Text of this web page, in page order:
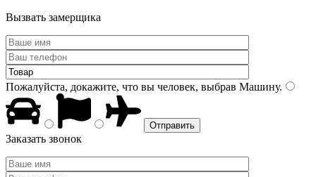
Вызвать замерщика
Пожалуйста, докажите, что вы человек, выбрав Машину.
Заказать звонок